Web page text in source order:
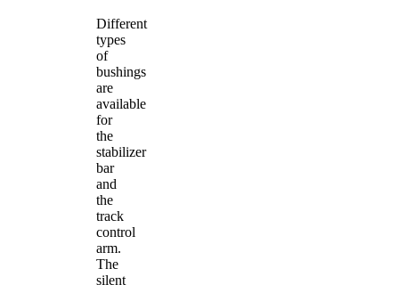
Different
types
of
bushings
are
available
for
the
stabilizer
bar
and
the
track
control
arm.
The
silent